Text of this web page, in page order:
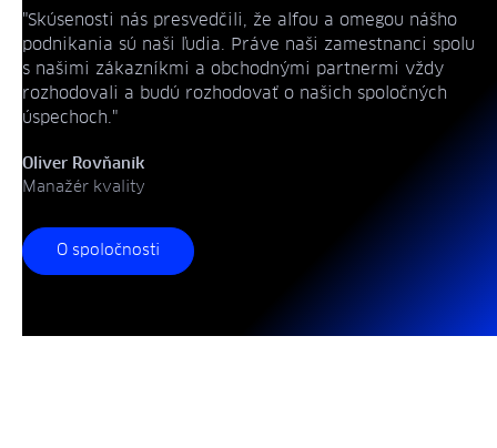
"Skúsenosti nás presvedčili, že alfou a omegou nášho
podnikania sú naši ľudia. Práve naši zamestnanci spolu
s našimi zákazníkmi a obchodnými partnermi vždy
rozhodovali a budú rozhodovať o našich spoločných
úspechoch."
Oliver Rovňaník
Manažér kvality
O spoločnosti